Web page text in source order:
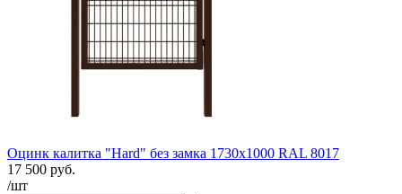
Оцинк калитка "Hard" без замка 1730х1000 RAL 8017
17 500 руб.
/шт